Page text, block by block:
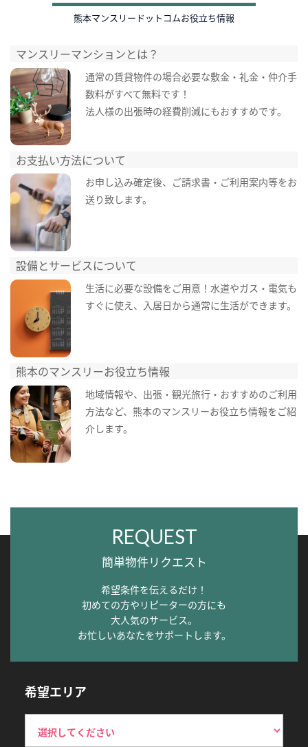
熊本マンスリードットコムお役立ち情報
マンスリーマンションとは？
通常の賃貸物件の場合必要な敷金・礼金・仲介手
数料がすべて無料です！
法人様の出張時の経費削減にもおすすめです。
お支払い方法について
お申し込み確定後、ご請求書・ご利用案内等をお
送り致します。
設備とサービスについて
生活に必要な設備をご用意！水道やガス・電気も
すぐに使え、入居日から通常に生活ができます。
熊本のマンスリーお役立ち情報
地域情報や、出張・観光旅行・おすすめのご利用
方法など、熊本のマンスリーお役立ち情報をご紹
介します。
REQUEST
簡単物件リクエスト
希望条件を伝えるだけ！
初めての方やリピーターの方にも
大人気のサービス。
お忙しいあなたをサポートします。
希望エリア